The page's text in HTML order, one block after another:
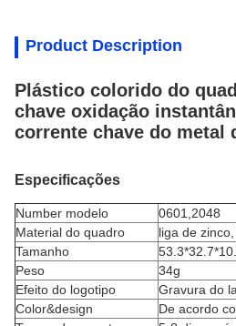
Product Description
Plástico colorido do
chave oxidação
corrente chave do metal
Especificações
Number modelo
0601,2048
Material do quadro
liga de
Tamanho
Peso
34g
Efeito do logotipo
Gravura do
Color&design
De acordo